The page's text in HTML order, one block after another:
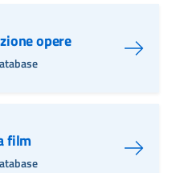
opere
film